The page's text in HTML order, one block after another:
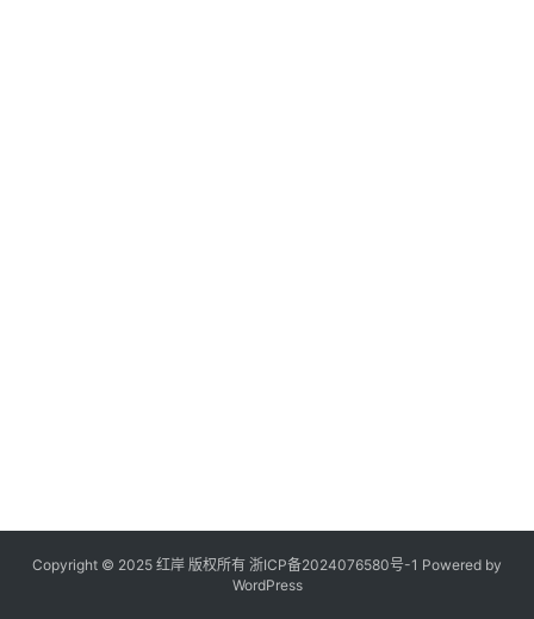
Copyright © 2025 红岸 版权所有 浙ICP备2024076580号-1 Powered by
WordPress